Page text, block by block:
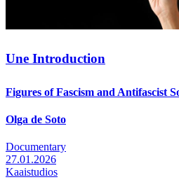
Une Introduction
Figures of Fascism and Antifascist
Olga de Soto
Documentary
27.01.2026
Kaaistudios